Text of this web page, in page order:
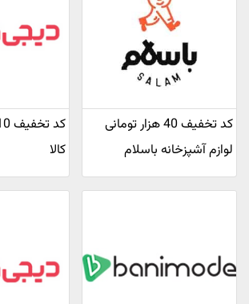
کد تخفیف 40 هزار تومانی
لوازم آشپزخانه باسلام
کالا